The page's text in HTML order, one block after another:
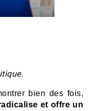
bien des fois,
et offre un